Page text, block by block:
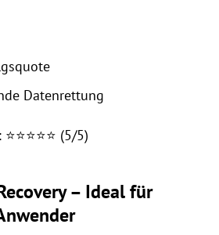
Datenrettung
⭐⭐⭐⭐⭐ (5/5)
– Ideal für